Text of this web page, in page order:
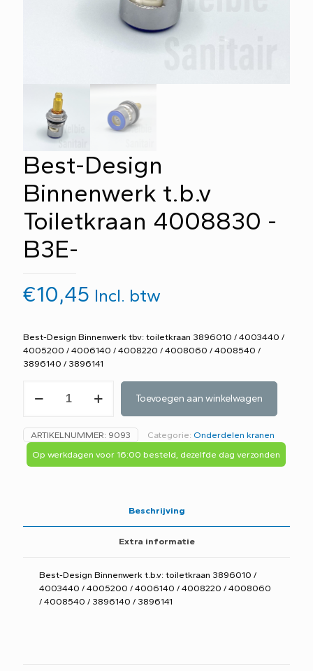
Best-Design
Binnenwerk t.b.v
Toiletkraan 4008830 -
B3E-
€10,45 Incl. btw
Best-Design Binnenwerk tbv: toiletkraan 3896010 / 4003440 /
4005200 / 4006140 / 4008220 / 4008060 / 4008540 /
3896140 / 3896141
Design
t.b.v
Toiletkraan
4008830
Toevoegen aan winkelwagen
ARTIKELNUMMER: 9093 Categorie: Onderdelen kranen
Op werkdagen voor 16:00 besteld, dezelfde dag verzonden
Beschrijving
Extra informatie
Best-Design Binnenwerk t.b.v: toiletkraan 3896010 /
4003440 / 4005200 / 4006140 / 4008220 / 4008060
/ 4008540 / 3896140 / 3896141